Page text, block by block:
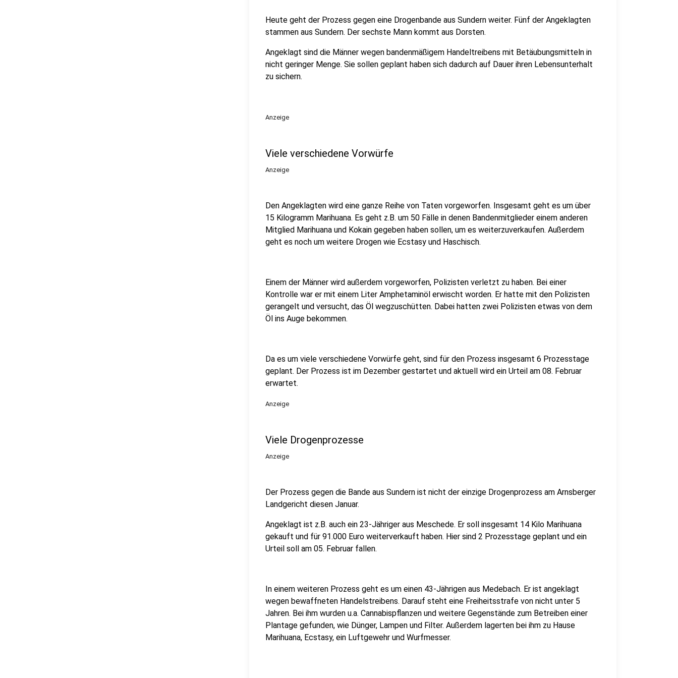
Heute geht der Prozess gegen eine Drogenbande aus Sundern weiter. Fünf der Angeklagten
stammen aus Sundern. Der sechste Mann kommt aus Dorsten.
Angeklagt sind die Männer wegen bandenmäßigem Handeltreibens mit Betäubungsmitteln in
nicht geringer Menge. Sie sollen geplant haben sich dadurch auf Dauer ihren Lebensunterhalt
zu sichern.
Anzeige
Viele verschiedene Vorwürfe
Anzeige
Den Angeklagten wird eine ganze Reihe von Taten vorgeworfen. Insgesamt geht es um über
15 Kilogramm Marihuana. Es geht z.B. um 50 Fälle in denen Bandenmitglieder einem anderen
Mitglied Marihuana und Kokain gegeben haben sollen, um es weiterzuverkaufen. Außerdem
geht es noch um weitere Drogen wie Ecstasy und Haschisch.
Einem der Männer wird außerdem vorgeworfen, Polizisten verletzt zu haben. Bei einer
Kontrolle war er mit einem Liter Amphetaminöl erwischt worden. Er hatte mit den Polizisten
gerangelt und versucht, das Öl wegzuschütten. Dabei hatten zwei Polizisten etwas von dem
Öl ins Auge bekommen.
Da es um viele verschiedene Vorwürfe geht, sind für den Prozess insgesamt 6 Prozesstage
geplant. Der Prozess ist im Dezember gestartet und aktuell wird ein Urteil am 08. Februar
erwartet.
Anzeige
Viele Drogenprozesse
Anzeige
Der Prozess gegen die Bande aus Sundern ist nicht der einzige Drogenprozess am Arnsberger
Landgericht diesen Januar.
Angeklagt ist z.B. auch ein 23-Jähriger aus Meschede. Er soll insgesamt 14 Kilo Marihuana
gekauft und für 91.000 Euro weiterverkauft haben. Hier sind 2 Prozesstage geplant und ein
Urteil soll am 05. Februar fallen.
In einem weiteren Prozess geht es um einen 43-Jährigen aus Medebach. Er ist angeklagt
wegen bewaffneten Handelstreibens. Darauf steht eine Freiheitsstrafe von nicht unter 5
Jahren. Bei ihm wurden u.a. Cannabispflanzen und weitere Gegenstände zum Betreiben einer
Plantage gefunden, wie Dünger, Lampen und Filter. Außerdem lagerten bei ihm zu Hause
Marihuana, Ecstasy, ein Luftgewehr und Wurfmesser.